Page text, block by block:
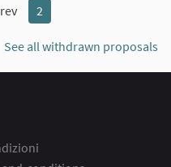
2
See all withdrawn proposals